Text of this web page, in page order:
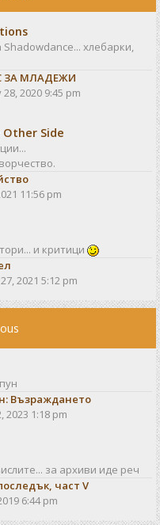
хлебарки,
ЗА МЛАДЕЖИ
2020 9:45 pm
Side
11:56 pm
и критици
2021 5:12 pm
Възраждането
2023 1:18 pm
за архиви иде реч
част V
6:44 pm